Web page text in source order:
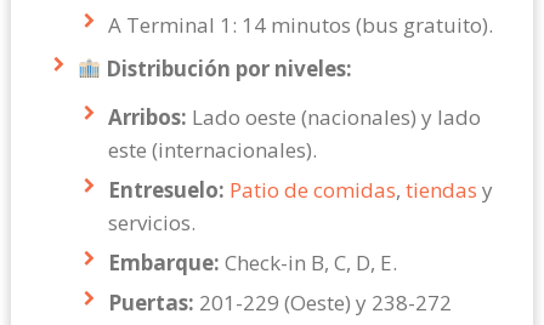
A Terminal 1: 14 minutos (bus gratuito).
Distribución por niveles:
Arribos: Lado oeste (nacionales) y lado
este (internacionales).
Entresuelo: Patio de comidas, tiendas y
servicios.
Embarque: Check-in B, C, D, E.
Puertas: 201-229 (Oeste) y 238-272